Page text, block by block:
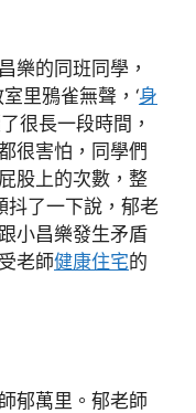
樂的同班同學，
里鴉雀無聲，‘身
很長一段時間，
很害怕，同學們
股上的次數，整
抖了一下說，郁老
小昌樂發生矛盾
老師健康住宅的
郁萬里。郁老師